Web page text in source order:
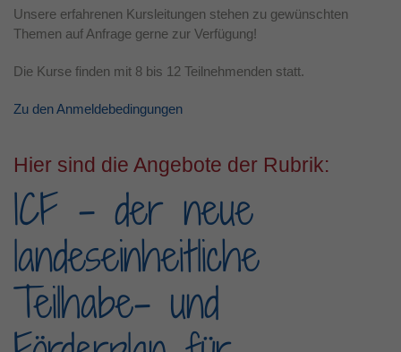
Unsere erfahrenen Kursleitungen stehen zu gewünschten
Themen auf Anfrage gerne zur Verfügung!
Die Kurse finden mit 8 bis 12 Teilnehmenden statt.
Zu den Anmeldebedingungen
Hier sind die Angebote der Rubrik:
ICF - der neue
landeseinheitliche
Teilhabe- und
Laufzeit
Dieses Cookie wird verwendet, um Ihre
speichern.